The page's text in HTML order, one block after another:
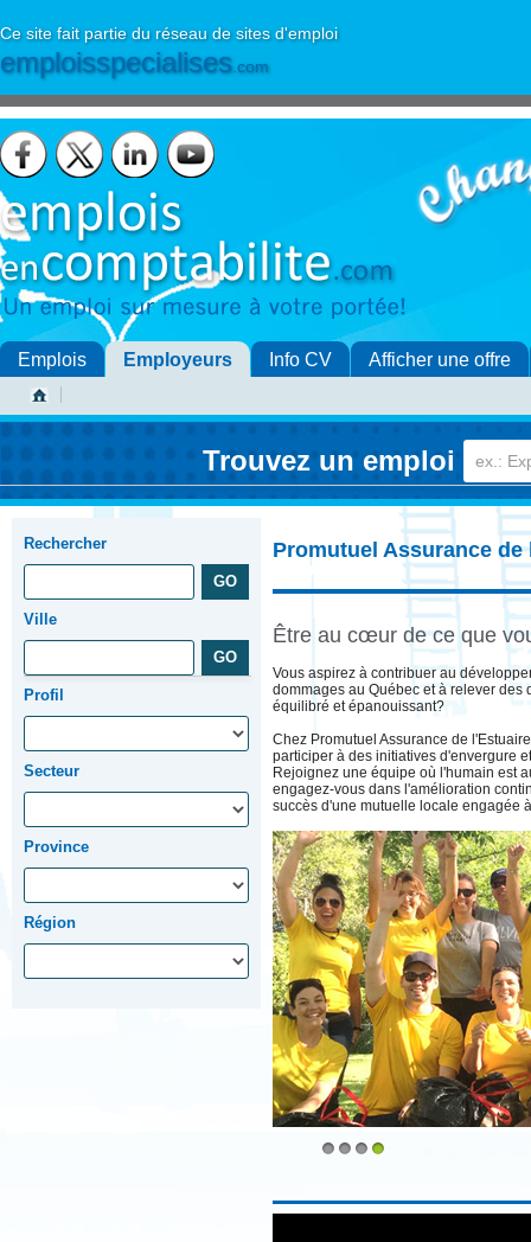
Ce site fait partie du réseau de sites d'emploi
emploisspecialises.com
Emplois Employeurs Info CV Afficher une offre
Trouvez un emploi
Rechercher
Ville
Profil
Secteur
Province
Région
Promutuel Assurance de
Être au cœur de ce que
Vous aspirez à contribuer au
dommages au Québec et à relever
équilibré et épanouissant?
Chez Promutuel Assurance de
participer à des initiatives d'envergure
Rejoignez une équipe où l'humain est
engagez-vous dans l'amélioration
succès d'une mutuelle locale engagée